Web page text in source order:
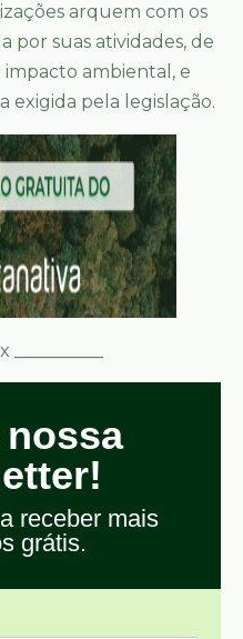
arquem com os
por suas atividades, de
ambiental, e
exigida pela legislação.
__________
receber mais
grátis.